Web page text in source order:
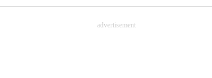
advertisement